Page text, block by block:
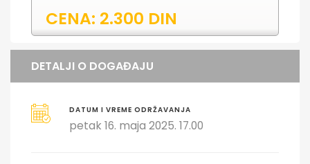
CENA: 2.300 DIN
DETALJI O DOGAĐAJU
DATUM I VREME ODRŽAVANJA
petak 16. maja 2025. 17.00